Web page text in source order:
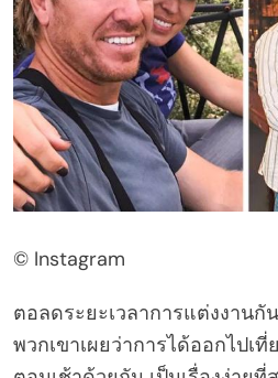
© Instagram
ตอลดระยะเวลาการแต่งงานกั
พวกเขาเผยว่าการได้ออกไปเ